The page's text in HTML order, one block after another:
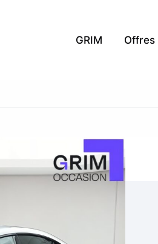
GRIM Offres